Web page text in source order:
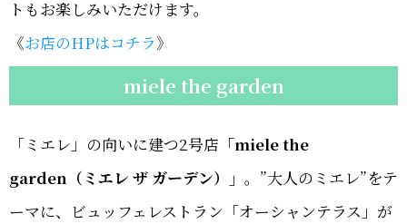
トもお楽しみいただけます。
《お店のHPはコチラ》
miele the garden
「ミエレ」の向いに建つ2号店 「miele the
garden（ミエレ ザ ガーデン）」 。”大人のミエレ”をテ
ーマに、ビュッフェレストラン「オーシャンテラス」が